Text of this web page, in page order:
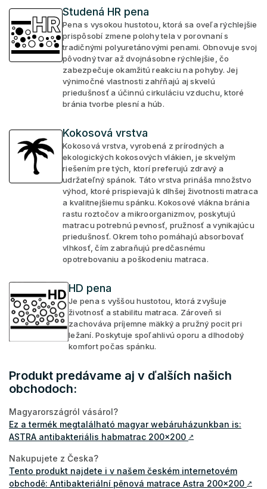
Studená HR pena
Pena s vysokou hustotou, ktorá sa oveľa rýchlejšie
prispôsobí zmene polohy tela v porovnaní s
tradičnými polyuretánovými penami. Obnovuje svoj
pôvodný tvar až dvojnásobne rýchlejšie, čo
zabezpečuje okamžitú reakciu na pohyby. Jej
výnimočné vlastnosti zahŕňajú aj skvelú
priedušnosť a účinnú cirkuláciu vzduchu, ktoré
bránia tvorbe plesní a húb.
Kokosová vrstva
Kokosová vrstva, vyrobená z prírodných a
ekologických kokosových vlákien, je skvelým
riešením pre tých, ktorí preferujú zdravý a
udržateľný spánok. Táto vrstva prináša množstvo
výhod, ktoré prispievajú k dlhšej životnosti matraca
a kvalitnejšiemu spánku. Kokosové vlákna bránia
rastu roztočov a mikroorganizmov, poskytujú
matracu potrebnú pevnosť, pružnosť a vynikajúcu
priedušnosť. Okrem toho pomáhajú absorbovať
vlhkosť, čím zabraňujú predčasnému
opotrebovaniu a poškodeniu matraca.
HD pena
Je pena s vyššou hustotou, ktorá zvyšuje
životnosť a stabilitu matraca. Zároveň si
zachováva príjemne mäkký a pružný pocit pri
ležaní. Poskytuje spoľahlivú oporu a dlhodobý
komfort počas spánku.
Produkt predávame aj v ďalších našich
obchodoch:
Magyarországról vásárol?
Ez a termék megtalálható magyar webáruházunkban is:
ASTRA antibakteriális habmatrac 200x200 ↗
Nakupujete z Česka?
Tento produkt najdete i v našem českém internetovém
obchodě: Antibakteriální pěnová matrace Astra 200x200 ↗